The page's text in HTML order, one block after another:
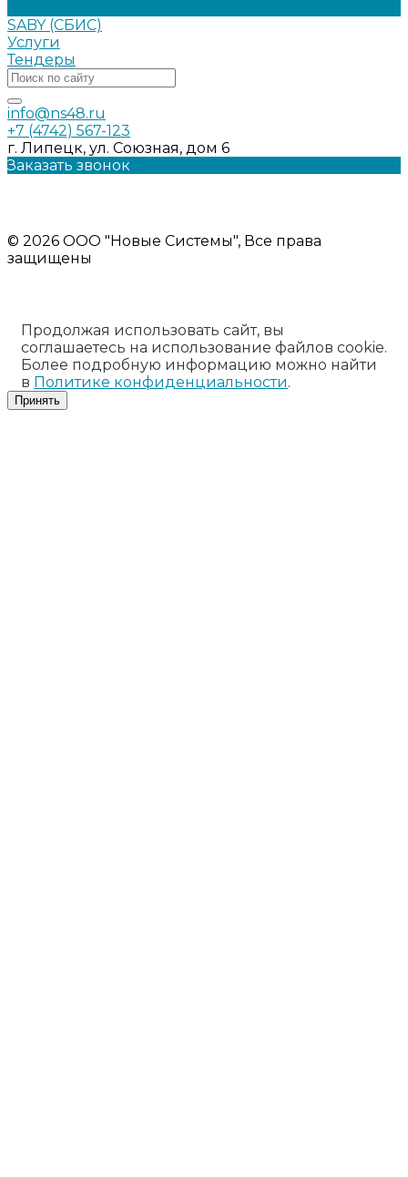
SABY (СБИС)
Услуги
Тендеры
info@ns48.ru
+7 (4742) 567-123
г. Липецк, ул. Союзная, дом 6
Заказать звонок
© 2026 ООО "Новые Системы", Все права
защищены
Продолжая использовать сайт, вы
соглашаетесь на использование файлов cookie.
Более подробную информацию можно найти
в Политике конфиденциальности.
Принять